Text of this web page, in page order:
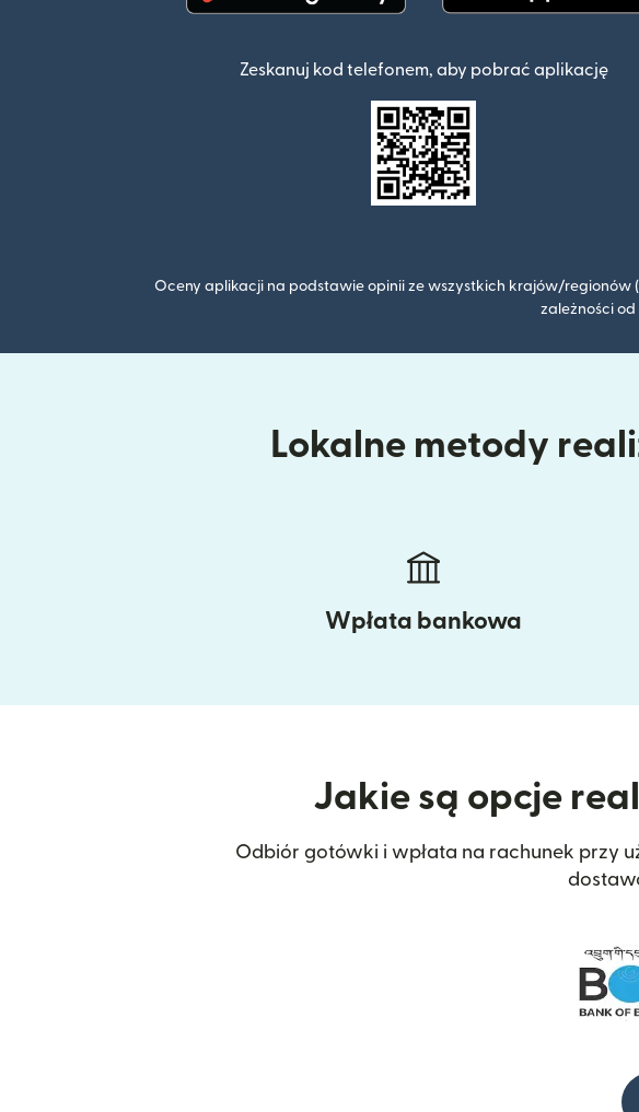
Zeskanuj kod telefonem, aby pobrać aplikację
Oceny aplikacji na podstawie opinii ze wszystkich krajów/regionów
zależności
Lokalne metody
Wpłata bankowa
Jakie są opcje
Odbiór gotówki i wpłata na rachunek przy